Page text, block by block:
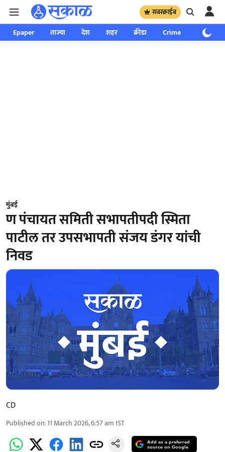
सबस्क्राईब
Epaper ताज्या देश शहर क्रीडा Crime साप्ताहिक
मुंबई
ण पंचायत समिती सभापतीपदी स्मिता
पाटील तर उपसभापती संजय डंगर यांची
निवड
CD
Published on:11 March 2026, 6:57 am IST
Add as a preferred
source on Google